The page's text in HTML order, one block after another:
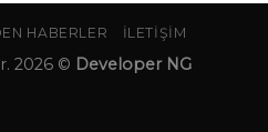
HABERLER İLETIŞIM
2026 © Developer NG